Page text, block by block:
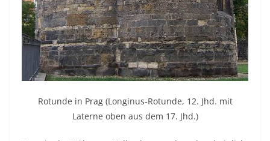
Rotunde in Prag (Longinus-Rotunde, 12. Jhd. mit
Laterne oben aus dem 17. Jhd.)